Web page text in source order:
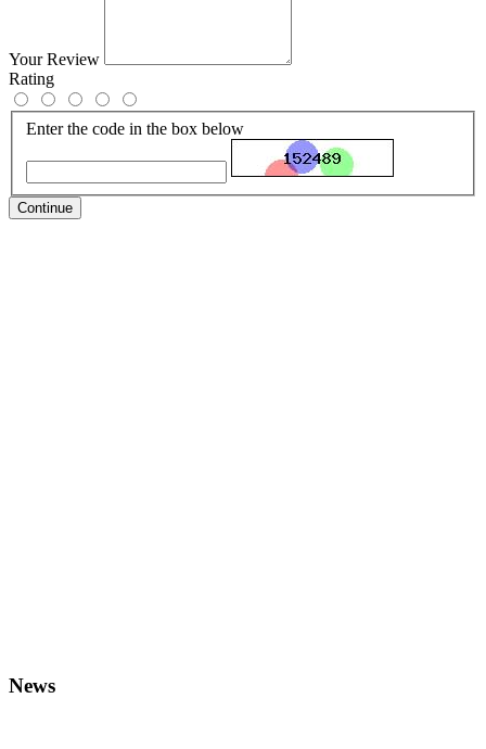
Your Review
Rating
Enter the code in the box below
Continue
News